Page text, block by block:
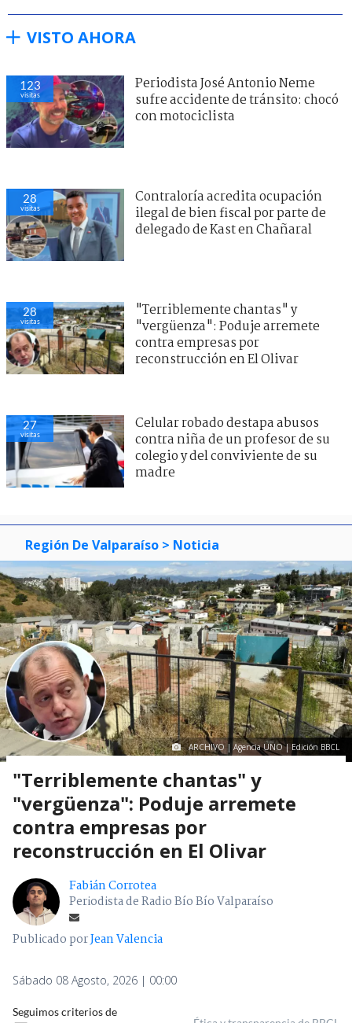
VISTO AHORA
123
visitas
Periodista José Antonio Neme
sufre accidente de tránsito: chocó
con motociclista
28
visitas
Contraloría acredita ocupación
ilegal de bien fiscal por parte de
delegado de Kast en Chañaral
28
visitas
"Terriblemente chantas" y
"vergüenza": Poduje arremete
contra empresas por
reconstrucción en El Olivar
27
visitas
Celular robado destapa abusos
contra niña de un profesor de su
colegio y del conviviente de su
madre
Región De Valparaíso > Noticia
ARCHIVO | Agencia UNO | Edición BBCL
"Terriblemente chantas" y
"vergüenza": Poduje arremete
contra empresas por
reconstrucción en El Olivar
Fabián Corrotea
Periodista de Radio Bío Bío Valparaíso
Publicado porJean Valencia
Sábado 08 Agosto, 2026 | 00:00
Seguimos criterios de